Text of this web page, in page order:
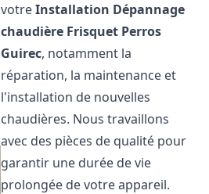
votreInstallation Dépannage
chaudière Frisquet Perros
Guirec, notamment la
réparation, la maintenance et
l'installation de nouvelles
chaudières. Nous travaillons
avec des pièces de qualité pour
garantir une durée de vie
prolongée de votre appareil.